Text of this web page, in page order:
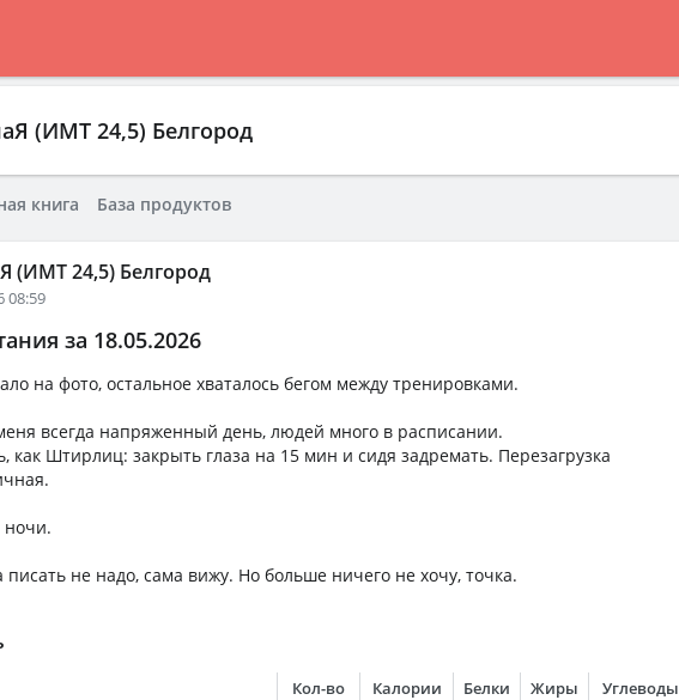
(ИМТ 24,5) Белгород
книга База продуктов
(ИМТ 24,5) Белгород
08:59
за 18.05.2026
на фото, остальное хваталось бегом между тренировками.
всегда напряженный день, людей много в расписании.
как Штирлиц: закрыть глаза на 15 мин и сидя задремать. Перезагрузка
ночи.
писать не надо, сама вижу. Но больше ничего не хочу, точка.
Кол-во Калории Белки Жиры Углеводы